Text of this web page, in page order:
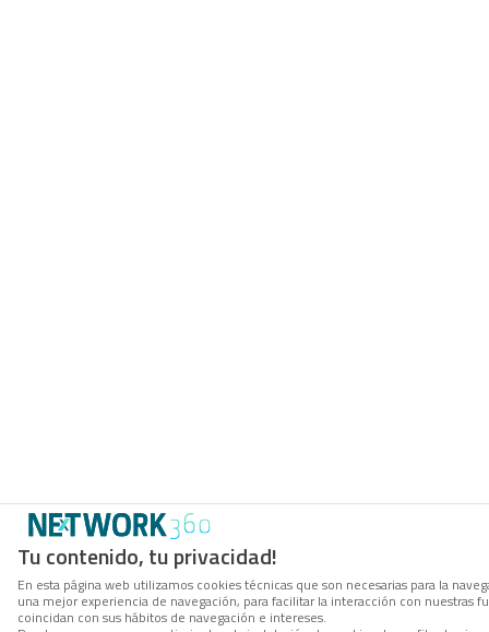
Tu contenido, tu privacidad!
En esta página web utilizamos cookies técnicas que son necesarias para la
una mejor experiencia de navegación, para facilitar la interacción con
coincidan con sus hábitos de navegación e intereses.